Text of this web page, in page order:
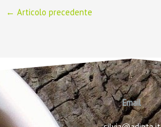
← Articolo precedente
Email